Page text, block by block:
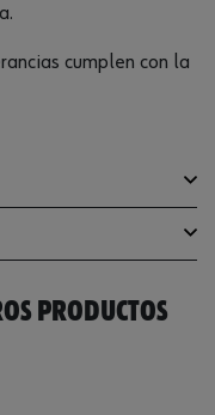
cumplen con la
A2
PL
PRODUCTOS